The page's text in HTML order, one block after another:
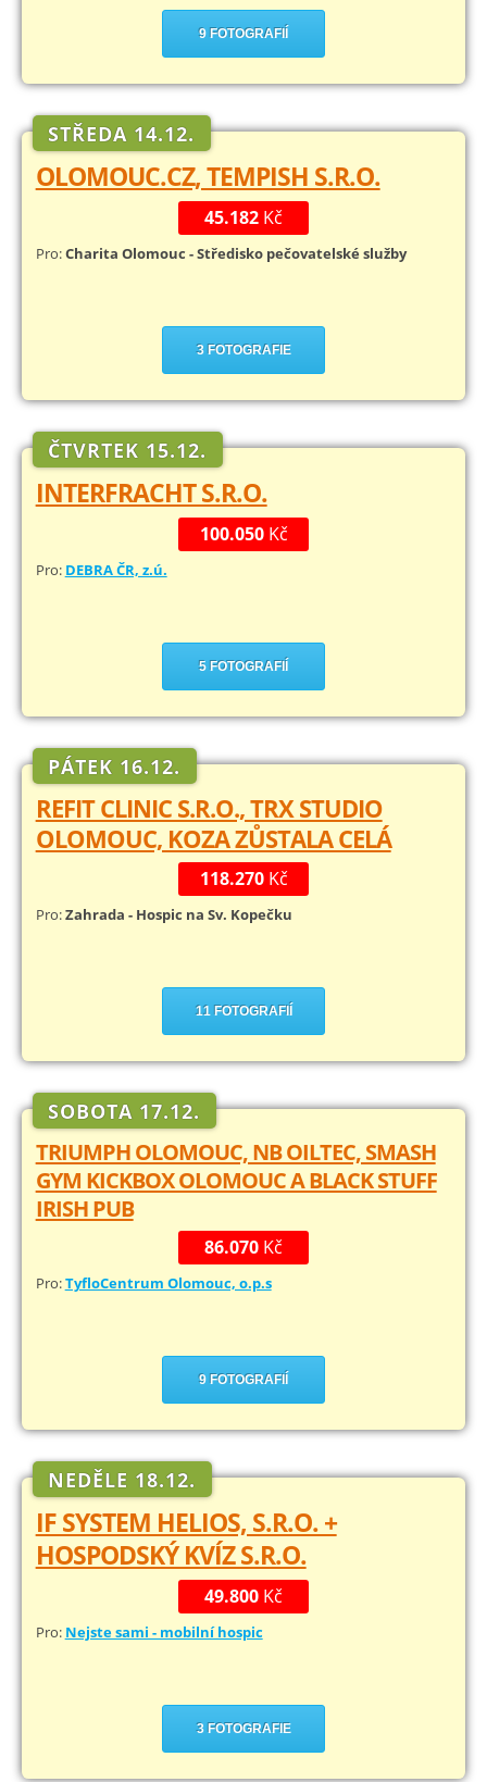
9 FOTOGRAFIÍ
STŘEDA 14.12.
OLOMOUC.CZ, TEMPISH S.R.O.
45.182 Kč
Pro:Charita Olomouc - Středisko pečovatelské služby
3 FOTOGRAFIE
ČTVRTEK 15.12.
INTERFRACHT S.R.O.
100.050Kč
Pro: DEBRA ČR, z.ú.
5 FOTOGRAFIÍ
PÁTEK 16.12.
REFIT CLINIC S.R.O., TRX STUDIO
OLOMOUC, KOZA ZŮSTALA CELÁ
118.270Kč
Pro:Zahrada - Hospic na Sv. Kopečku
11 FOTOGRAFIÍ
SOBOTA 17.12.
TRIUMPH OLOMOUC, NB OILTEC, SMASH
GYM KICKBOX OLOMOUC A BLACK STUFF
IRISH PUB
86.070 Kč
Pro:TyfloCentrum Olomouc, o.p.s
9 FOTOGRAFIÍ
NEDĚLE 18.12.
IF SYSTEM HELIOS, S.R.O. +
HOSPODSKÝ KVÍZ S.R.O.
49.800 Kč
Pro: Nejste sami - mobilní hospic
3 FOTOGRAFIE